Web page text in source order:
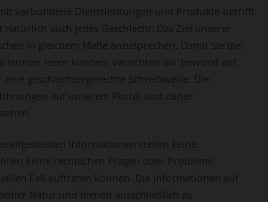
verbundene Dienstleistungen und Produkte betrifft
natürlich auch jedes Geschlecht. Das Ziel unserer
in gleichem Maße anzusprechen. Damit Sie die
leichter lesen können, verzichten wir bewusst auf
eine geschlechtergerechte Schreibweise. Die
auf unserem Portal sind daher
Informationen stellen keine
keine rechtlichen Fragen oder Probleme
Fall auftreten können. Die Informationen auf
Natur und dienen ausschließlich zu